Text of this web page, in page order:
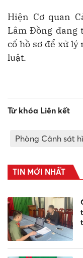
Hiện Cơ quan
Lâm Đồng đang
cố hồ sơ để xử
luật.
Từ khóa Liên kết
Phòng Cảnh sát
TIN MỚI NHẤT